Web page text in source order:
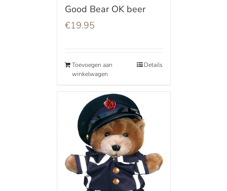
Good Bear OK beer
€19.95
Toevoegen aan
winkelwagen
Details